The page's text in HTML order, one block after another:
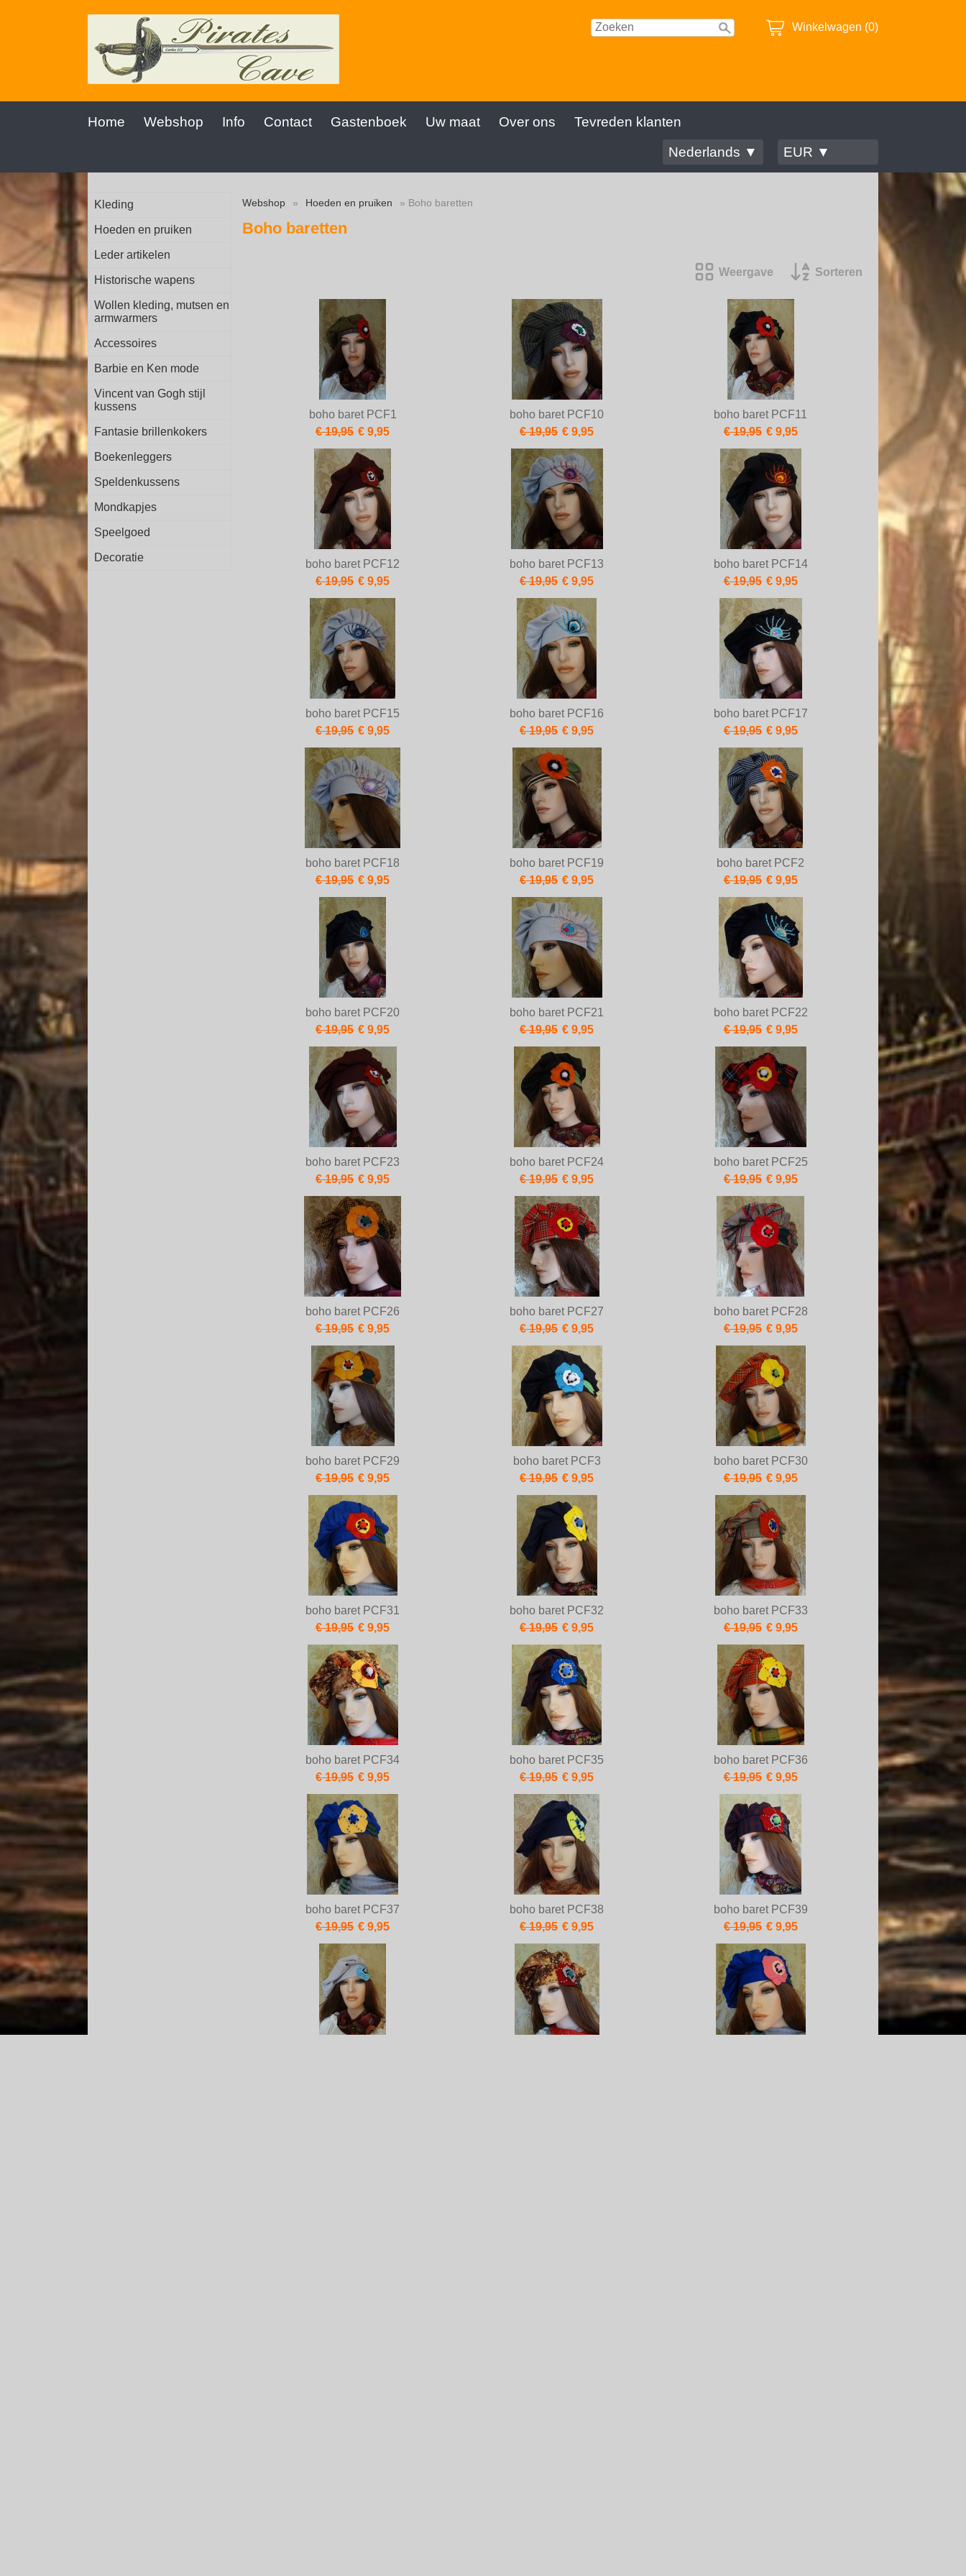
Winkelwagen (0)
Home Webshop Info Contact Gastenboek Uw maat Over ons
Tevreden klanten
Nederlands ▼
EUR ▼
Kleding
Hoeden en pruiken
Leder artikelen
Historische wapens
Wollen kleding, mutsen en
armwarmers
Accessoires
Barbie en Ken mode
Vincent van Gogh stijl
kussens
Fantasie brillenkokers
Boekenleggers
Speldenkussens
Mondkapjes
Speelgoed
Decoratie
Webshop » Hoeden en pruiken » Boho baretten
Boho baretten
Weergave Sorteren
boho baret PCF1
€ 19,95 € 9,95
boho baret PCF10
€ 19,95 € 9,95
boho baret PCF11
€ 19,95 € 9,95
boho baret PCF12
€ 19,95 € 9,95
boho baret PCF13
€ 19,95 € 9,95
boho baret PCF14
€ 19,95 € 9,95
boho baret PCF15
€ 19,95 € 9,95
boho baret PCF16
€ 19,95 € 9,95
boho baret PCF17
€ 19,95 € 9,95
boho baret PCF18
€ 19,95 € 9,95
boho baret PCF19
€ 19,95 € 9,95
boho baret PCF2
€ 19,95 € 9,95
boho baret PCF20
€ 19,95 € 9,95
boho baret PCF21
€ 19,95 € 9,95
boho baret PCF22
€ 19,95 € 9,95
boho baret PCF23
€ 19,95 € 9,95
boho baret PCF24
€ 19,95 € 9,95
boho baret PCF25
€ 19,95 € 9,95
boho baret PCF26
€ 19,95 € 9,95
boho baret PCF27
€ 19,95 € 9,95
boho baret PCF28
€ 19,95 € 9,95
boho baret PCF29
€ 19,95 € 9,95
boho baret PCF3
€ 19,95 € 9,95
boho baret PCF30
€ 19,95 € 9,95
boho baret PCF31
€ 19,95 € 9,95
boho baret PCF32
€ 19,95 € 9,95
boho baret PCF33
€ 19,95 € 9,95
boho baret PCF34
€ 19,95 € 9,95
boho baret PCF35
€ 19,95 € 9,95
boho baret PCF36
€ 19,95 € 9,95
boho baret PCF37
€ 19,95 € 9,95
boho baret PCF38
€ 19,95 € 9,95
boho baret PCF39
€ 19,95 € 9,95